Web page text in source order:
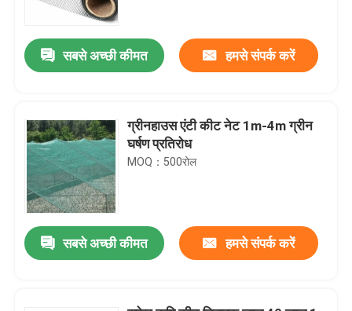
सबसे अच्छी कीमत हमसे संपर्क करें
ग्रीनहाउस एंटी कीट नेट 1m-4m ग्रीन
घर्षण प्रतिरोध
MOQ：500रोल
सबसे अच्छी कीमत हमसे संपर्क करें